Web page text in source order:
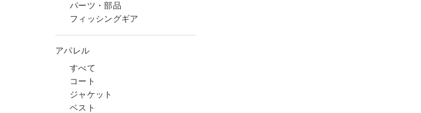
パーツ・部品
フィッシングギア
アパレル
すべて
コート
ジャケット
ベスト